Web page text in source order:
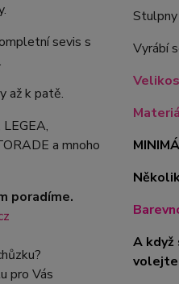
sevis s
až k patě.
a mnoho
poradíme.
pro Vás
Vyrábí
A
volejte